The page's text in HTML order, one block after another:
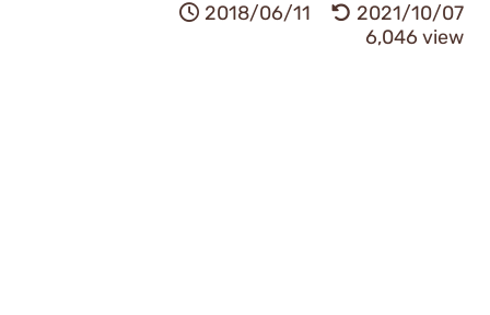
2018/06/11
2021/10/07
6,046 view